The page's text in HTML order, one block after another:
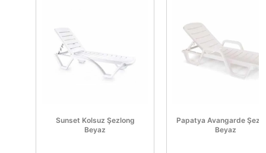
Sunset Kolsuz Şezlong
Beyaz
Papatya Avangarde
Beyaz